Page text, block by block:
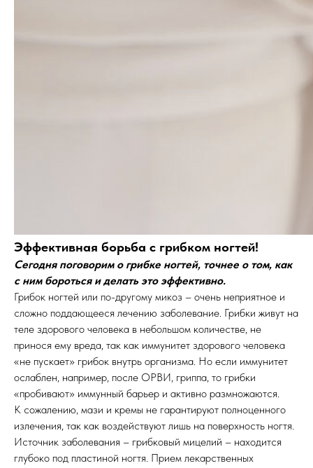
Эффективная борьба с грибком ногтей!
Сегодня поговорим о грибке ногтей, точнее о том, как
с ним бороться и делать это эффективно.
Грибок ногтей или по-другому микоз – очень неприятное и
сложно поддающееся лечению заболевание. Грибки живут на
теле здорового человека в небольшом количестве, не
принося ему вреда, так как иммунитет здорового человека
«не пускает» грибок внутрь организма. Но если иммунитет
ослаблен, например, после ОРВИ, гриппа, то грибки
«пробивают» иммунный барьер и активно размножаются.
К сожалению, мази и кремы не гарантируют полноценного
излечения, так как воздействуют лишь на поверхность ногтя.
Источник заболевания – грибковый мицелий – находится
глубоко под пластиной ногтя. Прием лекарственных